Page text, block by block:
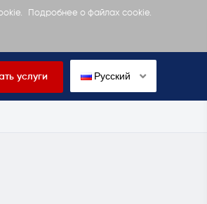
Подробнее о файлах cookie.
услуги Русский